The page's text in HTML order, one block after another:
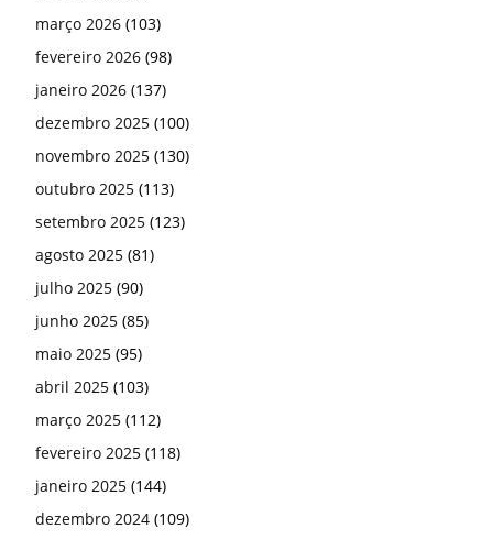
março 2026 (103)
fevereiro 2026 (98)
janeiro 2026 (137)
dezembro 2025 (100)
novembro 2025 (130)
outubro 2025 (113)
setembro 2025 (123)
agosto 2025 (81)
julho 2025 (90)
junho 2025 (85)
maio 2025 (95)
abril 2025 (103)
março 2025 (112)
fevereiro 2025 (118)
janeiro 2025 (144)
dezembro 2024 (109)